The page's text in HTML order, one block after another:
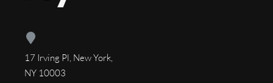
17 Irving Pl, New York,
NY 10003